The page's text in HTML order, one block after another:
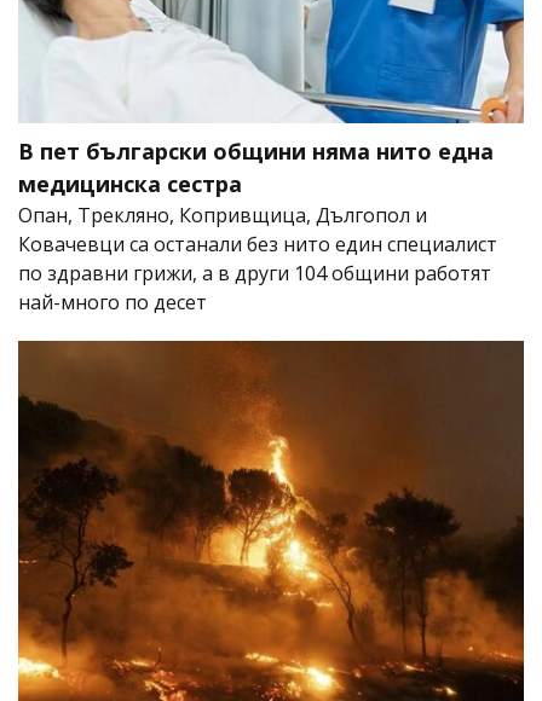
В пет български общини няма нито една
медицинска сестра
Опан, Трекляно, Копривщица, Дългопол и
Ковачевци са останали без нито един специалист
по здравни грижи, а в други 104 общини работят
най-много по десет